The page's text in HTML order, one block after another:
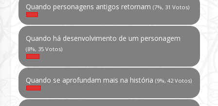
Quando personagens antigos retornam (7%, 31 Votos)
Quando há desenvolvimento de um personagem
(8%, 35 Votos)
Quando se aprofundam mais na história (9%, 42 Votos)